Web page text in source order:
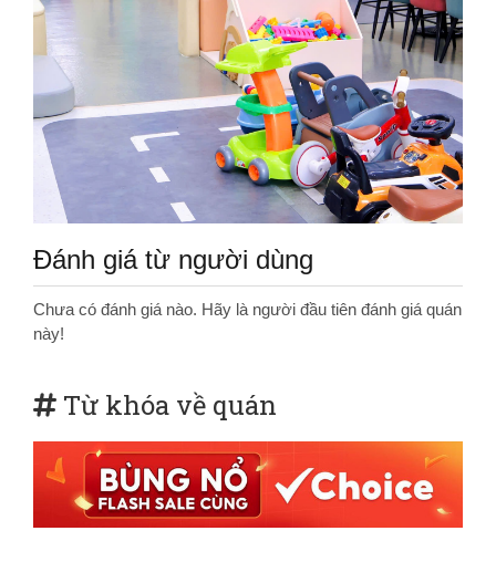
Đánh giá từ người dùng
Chưa có đánh giá nào. Hãy là người đầu tiên đánh giá quán
này!
Từ khóa về quán